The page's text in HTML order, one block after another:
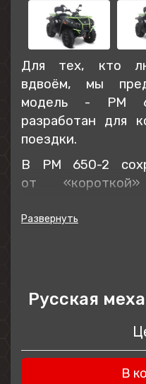
Для тех, кто
вдвоём, мы
модель - РМ
разработан для
поездки.
В РМ 650-2
от
Мотовездеход
устойчивость
Продуманная
высокий
водителя, так и
Русская
В